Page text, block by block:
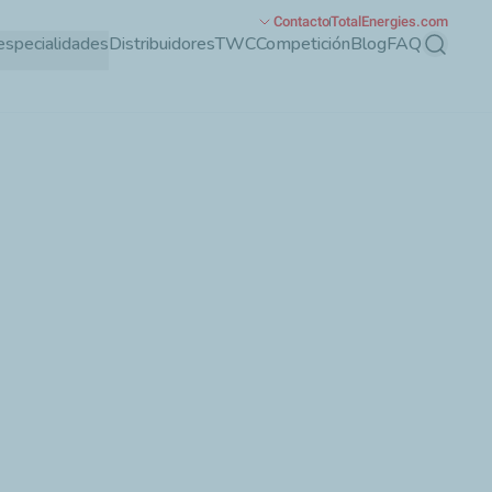
DistribuidoresTWCCompeticiónBlogFAQ Buscar
ContactoTotalEnergies.com